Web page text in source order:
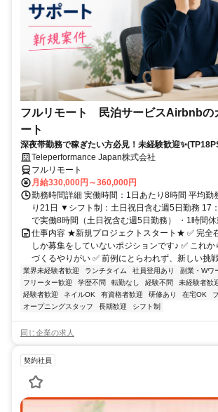
フルリモート 民泊サービスAirbnbの
ート
深夜帯勤務で稼ぎたい方必見！未経験歓迎
Teleperformance Japan株式会社
フルリモート
月給330,000円～360,000円
勤務時間詳細 実働時間：1日あたり8時間 平均勤
り21日 ▼シフト制：土日祝日含む週5日勤務 17
で実働8時間（土日祝含む週5日勤務） ・1時間
仕事内容 ★新規プロジェクトスタート★ ✅ 完全
しか募集をしていないポジションです♪ ✅ これ
づくるやりがい ✅ 前例にとらわれず、新しい挑
業界未経験者歓迎 ランチタイム 社員登用あり
副業・Wワ
フリーター歓迎
学歴不問 転勤なし 経験不問 未経験者歓
経験者歓迎
ネイルOK 有資格者歓迎 研修あり 在宅OK
オープニングスタッフ
長期歓迎 シフト制
同じ企業の求人
契約社員